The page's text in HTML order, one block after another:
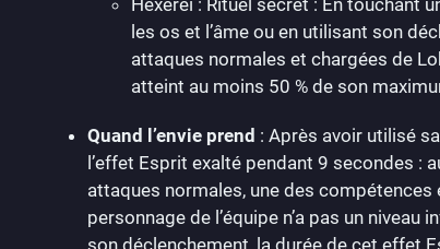
Hexerei : Rituel secret : En touchant
les os et l’âme ou en utilisant son
attaques normales et chargées de
atteint au moins 50 % de son
Quand l’envie prend : Après avoir utilisé
l’effet Esprit exalté pendant 9 secondes :
attaques normales, une des
personnage de l’équipe n’a pas un